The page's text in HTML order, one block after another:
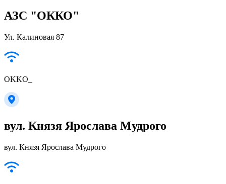
АЗС "ОККО"
Ул. Калиновая 87
OKKO_
вул. Князя Ярослава Мудрого
вул. Князя Ярослава Мудрого